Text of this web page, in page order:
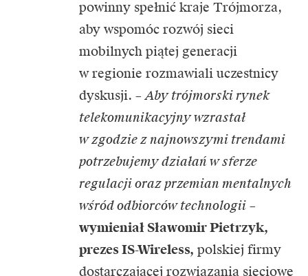
powinny spełnić kraje Trójmorza,
aby wspomóc rozwój sieci
mobilnych piątej generacji
w regionie rozmawiali uczestnicy
dyskusji. –Aby trójmorski rynek
telekomunikacyjny wzrastał
w zgodzie z najnowszymi trendami
potrzebujemy działań w sferze
regulacji oraz przemian mentalnych
wśród odbiorców technologii –
wymieniał Sławomir Pietrzyk,
prezes IS-Wireless, polskiej firmy
dostarczającej rozwiązania sieciowe